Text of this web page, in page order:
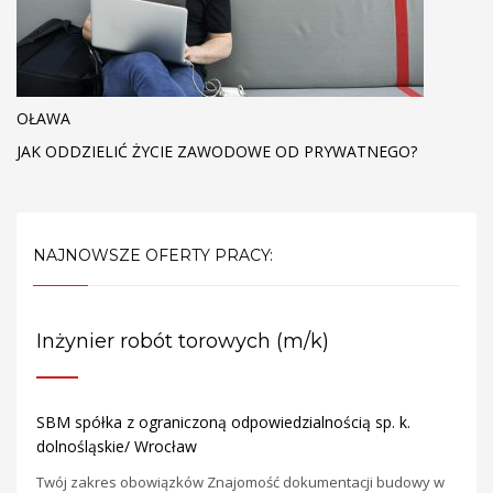
OŁAWA
JAK ODDZIELIĆ ŻYCIE ZAWODOWE OD PRYWATNEGO?
NAJNOWSZE OFERTY PRACY:
Inżynier robót torowych (m/k)
SBM spółka z ograniczoną odpowiedzialnością sp. k.
dolnośląskie/ Wrocław
Twój zakres obowiązków Znajomość dokumentacji budowy w